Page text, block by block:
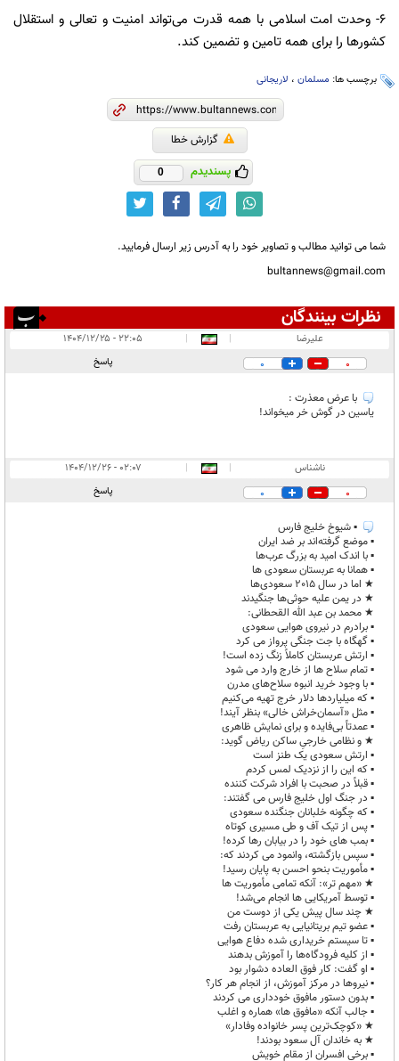
۶- وحدت امت اسلامی با همه قدرت می‌تواند امنیت و تعالی و استقلال
کشورها را برای همه تامین و تضمین کند.
برچسب ها: مسلمان ، لاریجانی
گزارش خطا
پسندیدم 0
شما می توانید مطالب و تصاویر خود را به آدرس زیر ارسال فرمایید.
bultannews@gmail.com
نظرات بینندگان
در انتظار بررسی:
علیرضا |
|
۲۲:۰۵ - ۱۴۰۴/۱۲/۲۵
0
0 پاسخ
با عرض معذرت :
یاسین در گوش خر میخواند!
ناشناس |
|
۰۲:۰۷ - ۱۴۰۴/۱۲/۲۶
0
0 پاسخ
▪︎ شیوخ خلیج فارس
▪︎ موضع گرفته‌اند بر ضد ایران
▪︎ با اندک امید به بزرگ عرب‌ها
▪︎ همانا به عربستان سعودی ها
★ اما در سال 2015 سعودی‌ها
★ در یمن علیه حوثی‌ها جنگیدند
★ محمد بن عبد الله القحطانی:
▪︎ برادرم در نیروی هوایی سعودی
▪︎ گهگاه با جت جنگی پرواز می کرد
▪︎ ارتش عربستان کاملاً زنگ زده است!
▪︎ تمام سلاح ها از خارج وارد می شود
▪︎ با وجود خرید انبوه سلاح‌های مدرن
▪︎ که میلیاردها دلار خرج تهیه می‌کنیم
▪︎ مثل «آسمان‌خراش‌ خالی» بنظر آیند!
▪︎ عمدتاً بی‌فایده و برای نمایش ظاهری
★ و نظامی خارجیِ ساکن ریاض گوید:
▪︎ ارتش سعودی یک طنز است
▪︎ که این را از نزدیک لمس کردم
▪︎ قبلاً در صحبت با افراد شرکت کننده
▪︎ در جنگ اول خلیج فارس می گفتند:
▪︎ که چگونه خلبانان جنگنده سعودی
▪︎ پس از تیک آف و طی مسیری کوتاه
▪︎ بمب های خود را در بیابان رها کرده!
▪︎ سپس بازگشته، وانمود می کردند که:
▪︎ مأموریت بنحو احسن به پایان رسید!
★ «مهم تر»: آنکه تمامی مأموریت ها
▪︎ توسط آمریکایی ها انجام می‌شد!
★ چند سال پیش یکی از دوست من
▪︎ عضو تیم بریتانیایی به عربستان رفت
▪︎ تا سیستم خریداری شده دفاع هوایی
▪︎ از کلیه فرودگاه‌ها را آموزش بدهند
▪︎ او گفت: کار فوق العاده دشوار بود
▪︎ نیروها در مرکز آموزش، از انجام هر کار؟
▪︎ بدون دستور مافوق خودداری می کردند
▪︎ جالب آنکه «مافوق ها» هماره و اغلب
★ «کوچک‌ترین پسر خانواده‌ وفادار»
★ به خاندان آل سعود بودند!
▪︎ برخی افسران از مقام خویش